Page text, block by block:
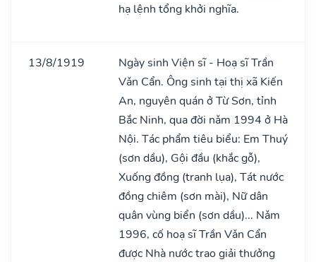
hạ lệnh tổng khởi nghĩa.
13/8/1919
Ngày sinh Viện sĩ - Hoạ sĩ Trần
Vǎn Cẩn. Ông sinh tại thị xã Kiến
An, nguyên quán ở Từ Sơn, tỉnh
Bắc Ninh, qua đời nǎm 1994 ở Hà
Nội. Tác phẩm tiêu biểu: Em Thuý
(sơn dầu), Gội đầu (khắc gỗ),
Xuống đồng (tranh lụa), Tát nước
đồng chiêm (sơn mài), Nữ dân
quân vùng biển (sơn dầu)... Nǎm
1996, cố hoạ sĩ Trần Vǎn Cẩn
được Nhà nước trao giải thưởng